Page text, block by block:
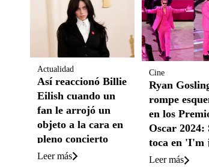
Actualidad
Así reaccionó Billie
Eilish cuando un
fan le arrojó un
objeto a la cara en
pleno concierto
Leer más
Cine
Ryan
rompe
en los
Oscar 2024:
toca en 'I'm
Ken'
Leer más